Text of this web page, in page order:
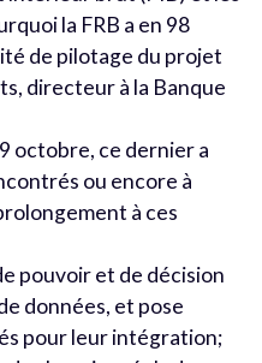
la FRB a en 98
de pilotage du projet
directeur à la Banque
octobre, ce dernier a
ou encore à
à ces
pouvoir et de décision
données, et pose
pour leur intégration;